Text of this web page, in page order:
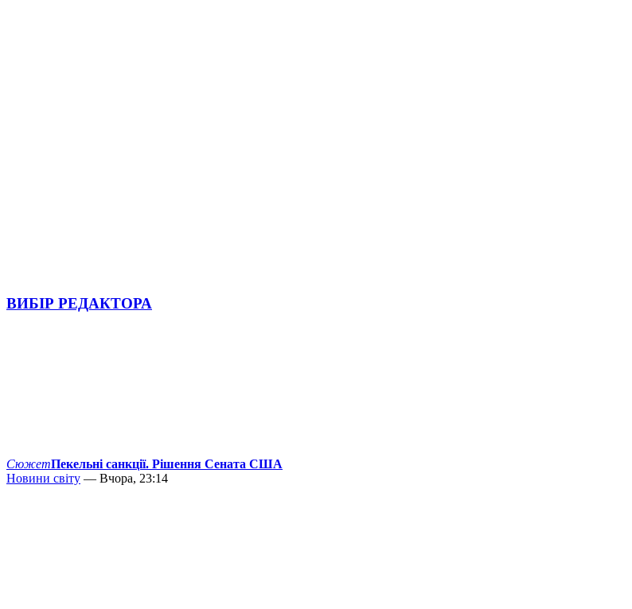
ВИБІР РЕДАКТОРА
СюжетПекельні санкції. Рішення Сената США
Новини світу — Вчора, 23:14